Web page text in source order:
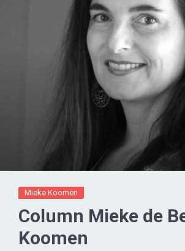
Mieke Koomen
Column Mieke de
Koomen